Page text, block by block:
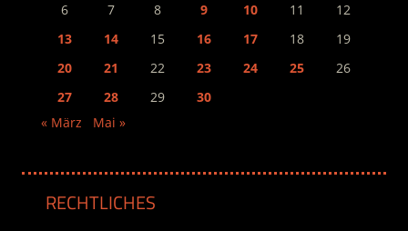
6
7 8 9 10 11
12
13
14 15 16 17 18
19
20
21 22 23 24 25
26
27
28 29
30
« März
Mai »
RECHTLICHES